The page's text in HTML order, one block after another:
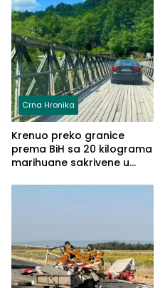
Crna Hronika
Krenuo preko granice
prema BiH sa 20 kilograma
marihuane sakrivene u